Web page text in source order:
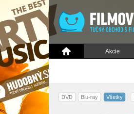
Akcie
DVD Blu-ray Všetky